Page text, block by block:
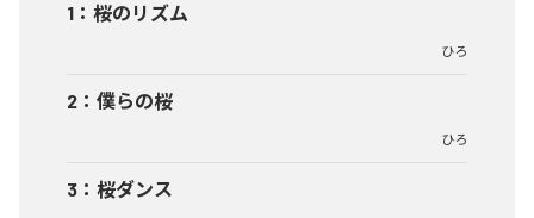
1 ： 桜のリズム
ひろ
2 ： 僕らの桜
ひろ
3 ： 桜ダンス